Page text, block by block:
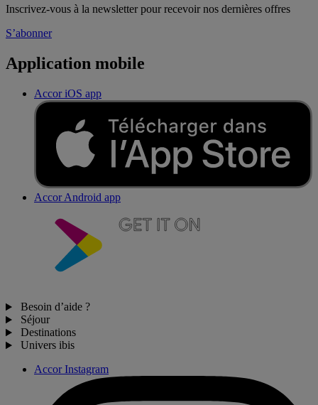
Inscrivez-vous à la newsletter pour recevoir nos dernières offres
S’abonner
Application mobile
Accor iOS app
Accor Android app
Besoin d’aide ?
Séjour
Destinations
Univers ibis
Accor Instagram